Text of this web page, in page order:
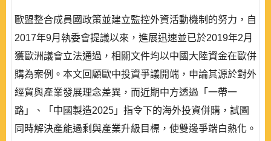
歐盟整合成員國政策並建立監控外資活動機制的努力，自
2017年9月執委會提議以來，進展迅速並已於2019年2月
獲歐洲議會立法通過，相關文件均以中國大陸資金在歐併
購為案例。本文回顧歐中投資爭議開端，申論其源於對外
經貿與產業發展理念差異，而近期中方透過「一帶一
路」、「中國製造2025」指令下的海外投資併購，試圖
同時解決產能過剩與產業升級目標，使雙邊爭端白熱化。